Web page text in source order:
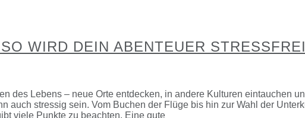
WIRD DEIN ABENTEUER STRESSFREI
des Lebens – neue Orte entdecken, in andere Kulturen eintauchen
auch stressig sein. Vom Buchen der Flüge bis hin zur Wahl der
viele Punkte zu beachten. Eine gute